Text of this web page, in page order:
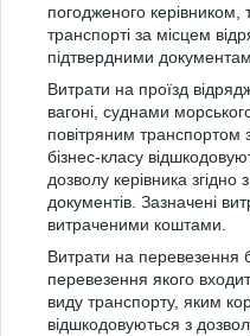
погодженого
транспорті за місцем
підтвердними
Витрати на проїзд
вагоні, суднами
повітряним транспортом
бізнес-класу
дозволу керівника згідно
документів. Зазначені
витраченими коштами.
Витрати на перевезення
перевезення якого
виду транспорту, яким
відшкодовуються з